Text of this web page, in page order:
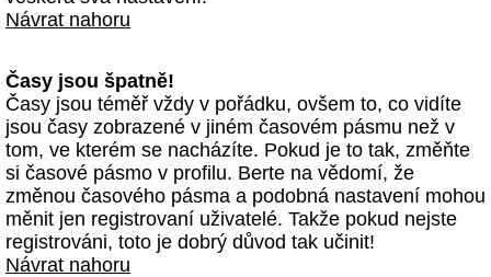
Návrat nahoru
Časy jsou špatně!
Časy jsou téměř vždy v pořádku, ovšem to, co vidíte
jsou časy zobrazené v jiném časovém pásmu než v
tom, ve kterém se nacházíte. Pokud je to tak, změňte
si časové pásmo v profilu. Berte na vědomí, že
změnou časového pásma a podobná nastavení mohou
měnit jen registrovaní uživatelé. Takže pokud nejste
registrováni, toto je dobrý důvod tak učinit!
Návrat nahoru